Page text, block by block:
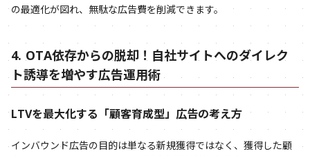
の最適化が図れ、無駄な広告費を削減できます。
4. OTA依存からの脱却！自社サイトへのダイレク
ト誘導を増やす広告運用術
LTVを最大化する「顧客育成型」広告の考え方
インバウンド広告の目的は単なる新規獲得ではなく、獲得した顧